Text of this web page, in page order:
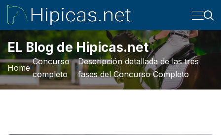
EL Blog de Hipicas.net
Home
Concurso
completo
Descripción detallada de las tres
fases del Concurso Completo